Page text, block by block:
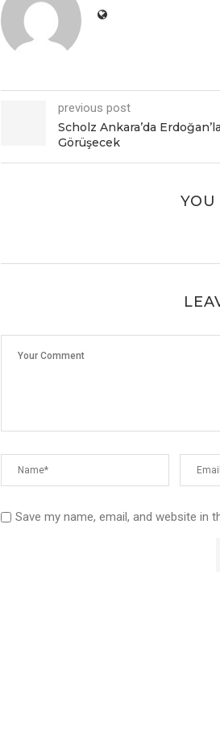
previous post
Scholz Ankara’da Erdoğan’la
Görüşеcеk
Save my name, email, and website